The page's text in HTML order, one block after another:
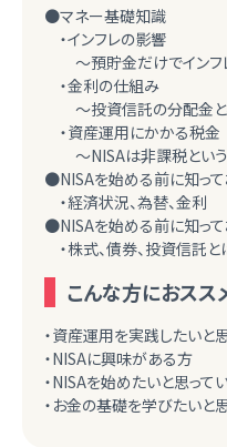
●マネー基礎知識
・インフレの影響
～預貯金だけでインフ
・金利の仕組み
～投資信託の分配金と
・資産運用にかかる税金
～NISAは非課税という
●NISAを始める前に知っ
・経済状況、為替、金利
●NISAを始める前に知っ
・株式、債券、投資信託と
こんな方におスス
・資産運用を実践したいと
・NISAに興味がある方
・NISAを始めたいと思って
・お金の基礎を学びたいと